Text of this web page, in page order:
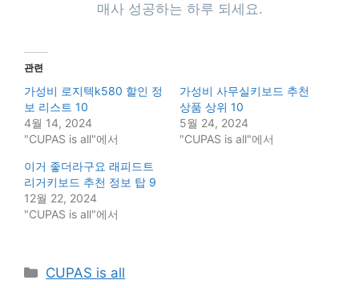
매사 성공하는 하루 되세요.
관련
가성비 로지텍k580 할인 정
보 리스트 10
4월 14, 2024
"CUPAS is all"에서
가성비 사무실키보드 추천
상품 상위 10
5월 24, 2024
"CUPAS is all"에서
이거 좋더라구요 래피드트
리거키보드 추천 정보 탑 9
12월 22, 2024
"CUPAS is all"에서
Categories
CUPAS is all